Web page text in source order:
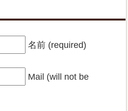
名前 (required)
Mail (will not be